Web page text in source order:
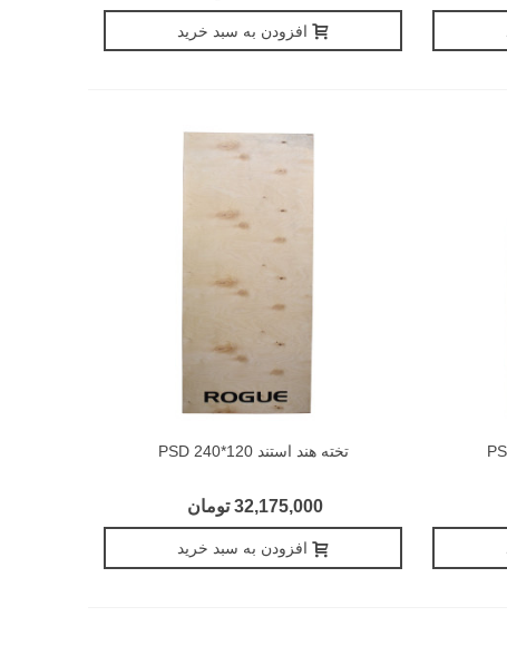
افزودن به سبد خرید
تخته هند استند 120*240 PSD
32,175,000 تومان
افزودن به سبد خرید